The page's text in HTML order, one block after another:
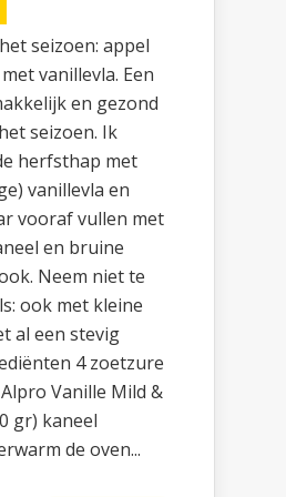
seizoen: appel
vanillevla. Een
en gezond
seizoen. Ik
herfsthap met
vanillevla en
vooraf vullen met
en bruine
Neem niet te
ook met kleine
al een stevig
4 zoetzure
Vanille Mild &
gr) kaneel
de oven...